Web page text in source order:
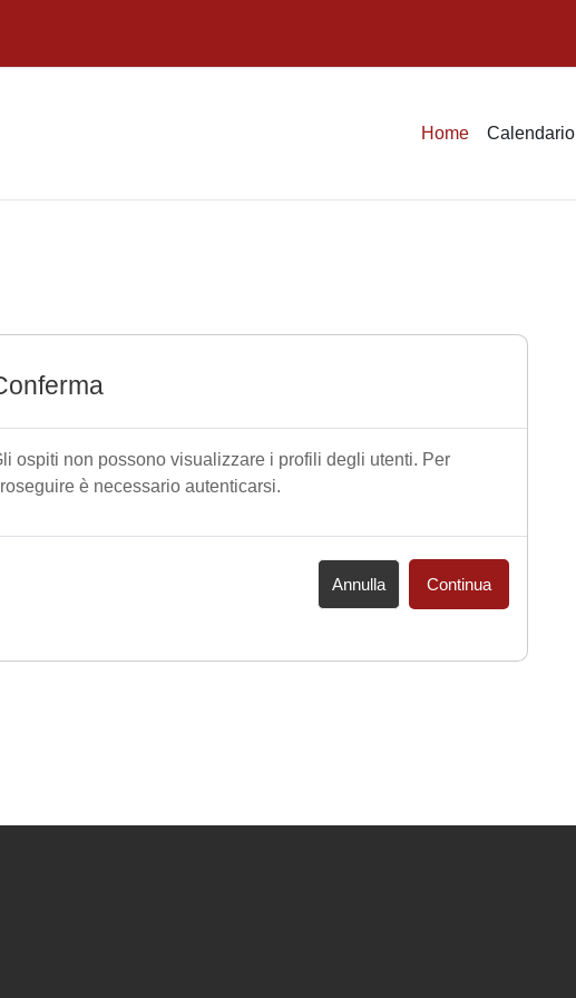
Home Calendario
ospiti non possono visualizzare i profili degli utenti. Per
è necessario autenticarsi.
Annulla Continua